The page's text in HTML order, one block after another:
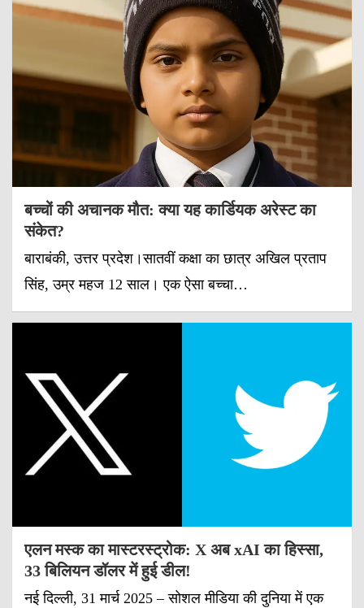
बच्चों की अचानक मौत: क्या यह कार्डियक अरेस्ट का
संकेत?
बाराबंकी, उत्तर प्रदेश।सातवीं कक्षा का छात्र अखिल प्रताप
सिंह, उम्र महज 12 साल। एक ऐसा बच्चा…
एलन मस्क का मास्टरस्ट्रोक: X अब xAI का हिस्सा,
33 बिलियन डॉलर में हुई डील!
नई दिल्ली, 31 मार्च 2025 – सोशल मीडिया की दुनिया में एक